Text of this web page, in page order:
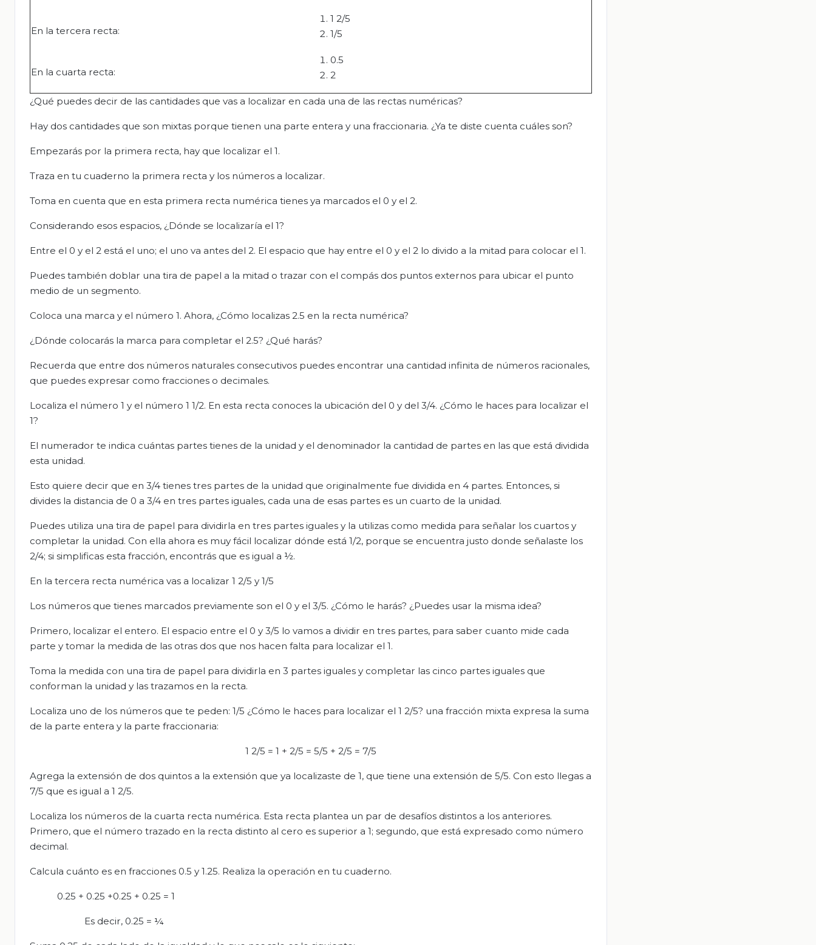
En la tercera recta:
1 2/5
1/5
En la cuarta recta:
0.5
2
¿Qué puedes decir de las cantidades que vas a localizar en cada una de las rectas numéricas?
Hay dos cantidades que son mixtas porque tienen una parte entera y una fraccionaria. ¿Ya te diste cuenta cuáles son?
Empezarás por la primera recta, hay que localizar el 1.
Traza en tu cuaderno la primera recta y los números a localizar.
Toma en cuenta que en esta primera recta numérica tienes ya marcados el 0 y el 2.
Considerando esos espacios, ¿Dónde se localizaría el 1?
Entre el 0 y el 2 está el uno; el uno va antes del 2. El espacio que hay entre el 0 y el 2 lo divido a la mitad para colocar el 1.
Puedes también doblar una tira de papel a la mitad o trazar con el compás dos puntos externos para ubicar el punto
medio de un segmento.
Coloca una marca y el número 1. Ahora, ¿Cómo localizas 2.5 en la recta numérica?
¿Dónde colocarás la marca para completar el 2.5? ¿Qué harás?
Recuerda que entre dos números naturales consecutivos puedes encontrar una cantidad infinita de números racionales,
que puedes expresar como fracciones o decimales.
Localiza el número 1 y el número 1 1/2. En esta recta conoces la ubicación del 0 y del 3/4. ¿Cómo le haces para localizar el
1?
El numerador te indica cuántas partes tienes de la unidad y el denominador la cantidad de partes en las que está dividida
esta unidad.
Esto quiere decir que en 3/4 tienes tres partes de la unidad que originalmente fue dividida en 4 partes. Entonces, si
divides la distancia de 0 a 3/4 en tres partes iguales, cada una de esas partes es un cuarto de la unidad.
Puedes utiliza una tira de papel para dividirla en tres partes iguales y la utilizas como medida para señalar los cuartos y
completar la unidad. Con ella ahora es muy fácil localizar dónde está 1/2, porque se encuentra justo donde señalaste los
2/4; si simplificas esta fracción, encontrás que es igual a ½.
En la tercera recta numérica vas a localizar 1 2/5 y 1/5
Los números que tienes marcados previamente son el 0 y el 3/5. ¿Cómo le harás? ¿Puedes usar la misma idea?
Primero, localizar el entero. El espacio entre el 0 y 3/5 lo vamos a dividir en tres partes, para saber cuanto mide cada
parte y tomar la medida de las otras dos que nos hacen falta para localizar el 1.
Toma la medida con una tira de papel para dividirla en 3 partes iguales y completar las cinco partes iguales que
conforman la unidad y las trazamos en la recta.
Localiza uno de los números que te peden: 1/5 ¿Cómo le haces para localizar el 1 2/5? una fracción mixta expresa la suma
de la parte entera y la parte fraccionaria:
1 2/5 = 1 + 2/5 = 5/5 + 2/5 = 7/5
Agrega la extensión de dos quintos a la extensión que ya localizaste de 1, que tiene una extensión de 5/5. Con esto llegas a
7/5 que es igual a 1 2/5.
Localiza los números de la cuarta recta numérica. Esta recta plantea un par de desafíos distintos a los anteriores.
Primero, que el número trazado en la recta distinto al cero es superior a 1; segundo, que está expresado como número
decimal.
Calcula cuánto es en fracciones 0.5 y 1.25. Realiza la operación en tu cuaderno.
0.25 + 0.25 +0.25 + 0.25 = 1
Es decir, 0.25 = ¼